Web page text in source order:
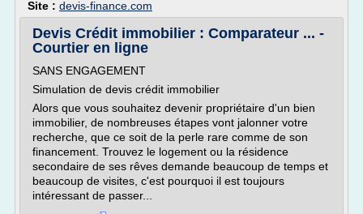
Site : devis-finance.com
Devis Crédit immobilier : Comparateur ... -
Courtier en ligne
SANS ENGAGEMENT
Simulation de devis crédit immobilier
Alors que vous souhaitez devenir propriétaire d'un bien
immobilier, de nombreuses étapes vont jalonner votre
recherche, que ce soit de la perle rare comme de son
financement. Trouvez le logement ou la résidence
secondaire de ses rêves demande beaucoup de temps et
beaucoup de visites, c'est pourquoi il est toujours
intéressant de passer...